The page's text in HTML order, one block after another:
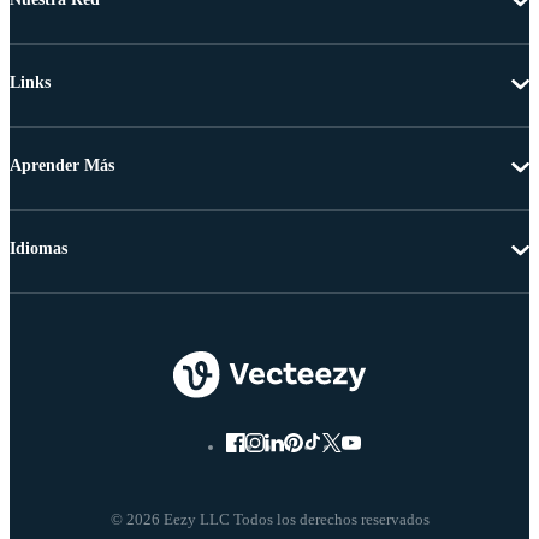
Links
Aprender Más
© 2026 Eezy LLC Todos los derechos reservados
Idiomas